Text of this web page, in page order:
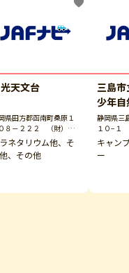
天文台
県田方郡函南町桑原１
８－２２２ （財）国
化交友会・月光天文台
ネタリウム他、そ
、その他
三島
少年
ンプ場
静岡県三
１０−１
キャン
ー